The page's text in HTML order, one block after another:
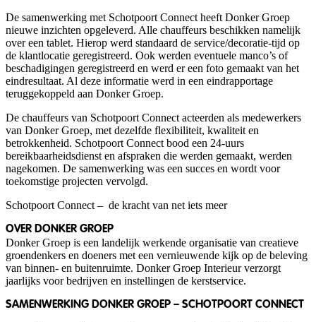
De samenwerking met Schotpoort Connect heeft Donker Groep
nieuwe inzichten opgeleverd. Alle chauffeurs beschikken namelijk
over een tablet. Hierop werd standaard de service/decoratie-tijd op
de klantlocatie geregistreerd. Ook werden eventuele manco’s of
beschadigingen geregistreerd en werd er een foto gemaakt van het
eindresultaat. Al deze informatie werd in een eindrapportage
teruggekoppeld aan Donker Groep.
De chauffeurs van Schotpoort Connect acteerden als medewerkers
van Donker Groep, met dezelfde flexibiliteit, kwaliteit en
betrokkenheid. Schotpoort Connect bood een 24-uurs
bereikbaarheidsdienst en afspraken die werden gemaakt, werden
nagekomen. De samenwerking was een succes en wordt voor
toekomstige projecten vervolgd.
Schotpoort Connect – de kracht van net iets meer
OVER DONKER GROEP
Donker Groep is een landelijk werkende organisatie van creatieve
groendenkers en doeners met een vernieuwende kijk op de beleving
van binnen- en buitenruimte. Donker Groep Interieur verzorgt
jaarlijks voor bedrijven en instellingen de kerstservice.
SAMENWERKING DONKER GROEP – SCHOTPOORT CONNECT